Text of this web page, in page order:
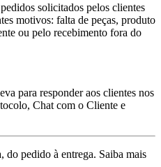
solicitados pelos clientes
motivos: falta de peças, produto
ou pelo recebimento fora do
para responder aos clientes nos
Chat com o Cliente e
do pedido à entrega. Saiba mais